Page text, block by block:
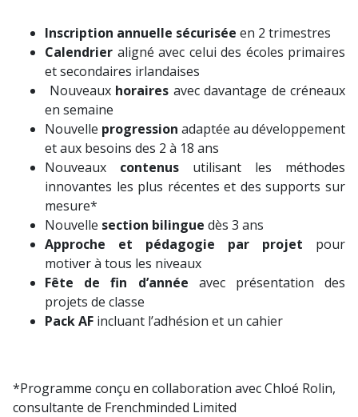
Inscription annuelle sécurisée en 2 trimestres
Calendrier aligné avec celui des écoles primaires
et secondaires irlandaises
Nouveaux horaires avec davantage de créneaux
en semaine
Nouvelle progression adaptée au développement
et aux besoins des 2 à 18 ans
Nouveaux contenus utilisant les méthodes
innovantes les plus récentes et des supports sur
mesure*
Nouvelle section bilingue dès 3 ans
Approche et pédagogie par projet pour
motiver à tous les niveaux
Fête de fin d’année avec présentation des
projets de classe
Pack AF incluant l’adhésion et un cahier
*Programme conçu en collaboration avec Chloé Rolin,
consultante de Frenchminded Limited